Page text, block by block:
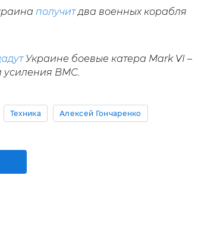
получитдва военных корабля
Украине боевые катера Mark VI –
усиления ВМС.
Техника Алексей Гончаренко